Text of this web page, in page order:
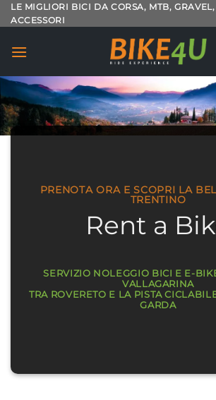
Salta
ai
LE MIGLIORI BICI DA CORSA, MTB,
ACCESSORI
PRENOTA ORA E SCOPRI LA
TRENTINO
Rent a
SERVIZIO NOLEGGIO BICI E E-
VALLAGARINA
TRA ROVERETO E LA PISTA
GARDA